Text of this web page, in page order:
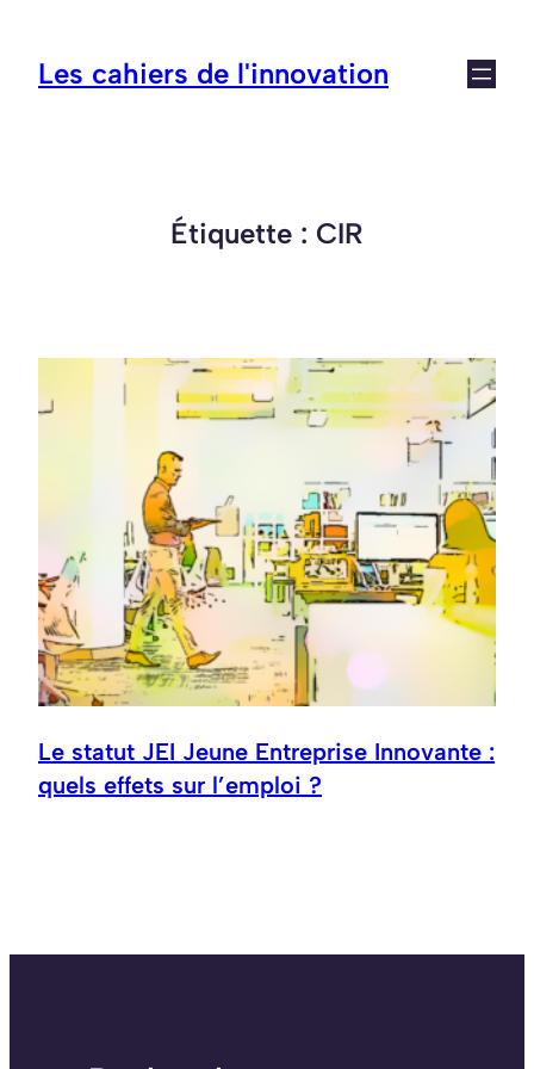
contenu
Les cahiers de l'innovation
Étiquette : CIR
Le statut JEI Jeune Entreprise Innovante :
quels effets sur l’emploi ?